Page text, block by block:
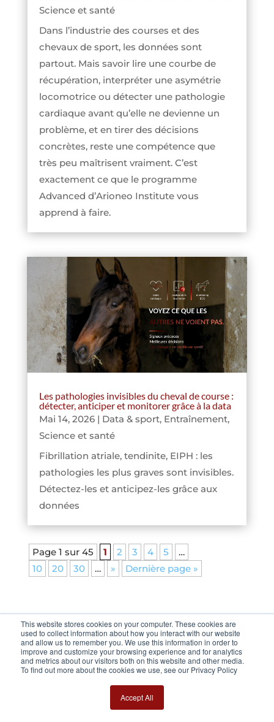
This website stores cookies on your computer. These cookies are
used to collect information about how you interact with our website
and allow us to remember you. We use this information in order to
improve and customize your browsing experience and for analytics
and metrics about our visitors both on this website and other media.
To find out more about the cookies we use, see our Privacy Policy
Accept All
Science et santé
Dans l’industrie des courses et des
chevaux de sport, les données sont
partout. Mais savoir lire une courbe de
récupération, interpréter une asymétrie
locomotrice ou détecter une pathologie
cardiaque avant qu’elle ne devienne un
problème, et en tirer des décisions
concrètes, reste une compétence que
très peu maîtrisent vraiment. C’est
exactement ce que le programme
Advanced d’Arioneo Institute vous
apprend à faire.
Les pathologies invisibles du cheval de course :
détecter, anticiper et monitorer grâce à la data
Mai 14, 2026| Data & sport, Entraînement,
Science et santé
Fibrillation atriale, tendinite, EIPH : les
pathologies les plus graves sont invisibles.
Détectez-les et anticipez-les grâce aux
données
Page 1 sur 45 1 2 3 4 5
…
10
20 30 … » Dernière page »
PARCOURIR PARMI D’AUTRES
CATÉGORIES